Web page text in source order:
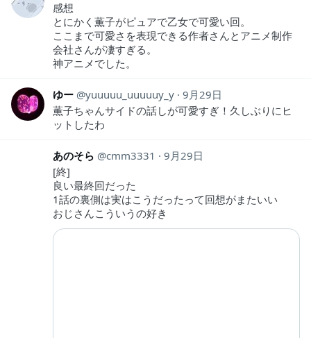
感想
とにかく薫子がピュアで乙女で可愛い回。
ここまで可愛さを表現できる作者さんとアニメ制作
会社さんが凄すぎる。
神アニメでした。
ゆー yuuuuu_uuuuuy_y 9月29日
薫子ちゃんサイドの話しが可愛すぎ！久しぶりにヒ
ットしたわ
あのそら cmm3331
9月29日
[終]
良い最終回だった
1話の裏側は実はこうだったって回想がまたいい
おじさんこういうの好き